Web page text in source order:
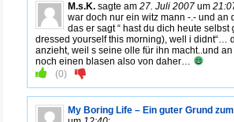
M.s.K. sagte am 27. Juli 2007 um
war doch nur ein witz mann -.- und
das er sagt “ hast du dich heute
dressed yourself this morning), well i didnt“…
anzieht, weil s seine olle für ihn macht..und
noch einen blasen also von daher…
(0)
My Boring Life – Ein guter Grund